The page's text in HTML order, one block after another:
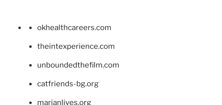
okhealthcareers.com
theintexperience.com
unboundedthefilm.com
catfriends-bg.org
marianlives.org